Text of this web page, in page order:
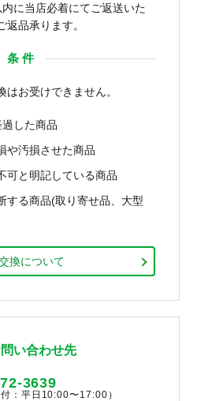
に当店必着にてご返送いた
返品承ります。
条 件
はお受けできません。
した商品
や汚損させた商品
可と明記している商品
する商品(取り寄せ品、大型
換について
い合わせ先
3639
付：平日10:00〜17:00）